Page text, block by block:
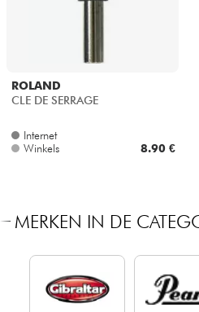
ROLAND
CLE DE SERRAGE
Internet
Winkels
8.90 €
MERKEN IN DE